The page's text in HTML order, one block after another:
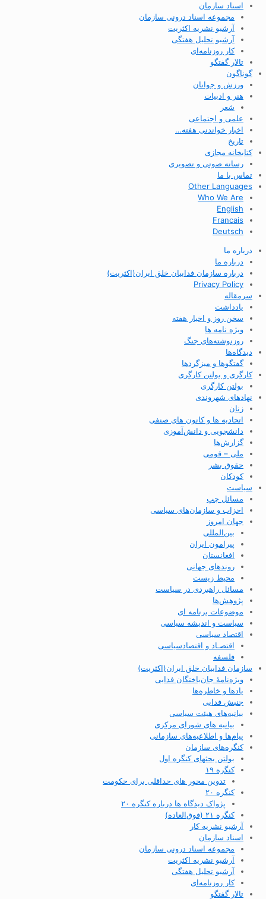
اسناد سازمان
مجموعه اسناد درونی سازمان
آرشیو نشریه اکثریت
آرشیو تحلیل هفتگی
کار روزنامه‌ای
تالار گفتگو
گوناگون
ورزش و جوانان
هنر و ادبیات
شعر
علمی و اجتماعی
اخبار خواندنی هفته…
تاریخ
کتابخانه مجازی
رسانه صوتی و تصویری
تماس با ما
Other Languages
Who We Are
English
Francais
Deutsch
درباره ما
درباره ما
درباره سازمان فداییان خلق ایران(اکثریت)
Privacy Policy
سرمقاله
یادداشت
سخن روز و اخبار هفته
ویژه نامه ها
روزنوشته‌های جنگ
دیدگاه‌ها
گفتگوها و میزگردها
کارگری و بولتن کارگری
بولتن کارگری
نهادهای شهروندی
زنان
اتحادیه ها و کانون های صنفی
دانشجویی و دانش‌آموزی
گزارش‌ها
ملی – قومی
حقوق بشر
کودکان
سیاست
مسائل چپ
احزاب و سازمان‌های سیاسی
جهان امروز
بین‌المللی
پیرامون ایران
افغانستان
روندهای جهانی
محیط زیست
مسائل راهبردی در سیاست
پژوهش‌ها
موضوعات برنامه ای
سیاست و اندیشه سیاسی
اقتصاد سیاسی
اقتصـاد و اقتصاد‌سیاسی
فلسفه
سازمان فداییان خلق ایران(اکثریت)
ویژه‌نامهٔ جان‌باختگان فدایی
یادها و خاطره‌ها
جنبش فدایی
بیانیه‌های هیئت سیاسی
بیانیه های شورای مرکزی
پیام‌ها و اطلاعیه‌های سازمانی
کنگره‌های سازمان
بولتن بحثهای کنگره اول
کنگره ۱۹
تدوین محور های حداقلی برای حکومت
کنگره ۲۰
پژواک دیدگاه ها درباره کنگره ۲۰
کنگره ۲۱ (فوق‌العاده)
آرشیو نشریه کار
اسناد سازمان
مجموعه اسناد درونی سازمان
آرشیو نشریه اکثریت
آرشیو تحلیل هفتگی
کار روزنامه‌ای
تالار گفتگو